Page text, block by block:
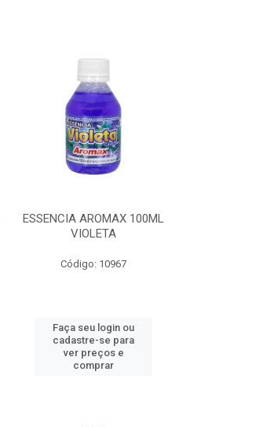
ESSENCIA AROMAX 100ML
VIOLETA
Código: 10967
Faça seu login ou
cadastre-se para
ver preços e
comprar